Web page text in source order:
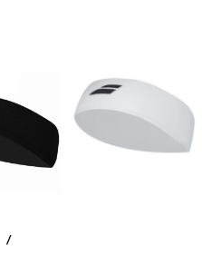
Bandeaux